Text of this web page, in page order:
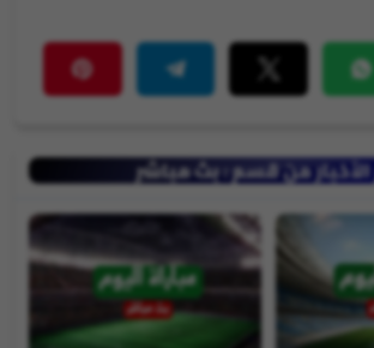
الأخبار من قسم : بث مباشر